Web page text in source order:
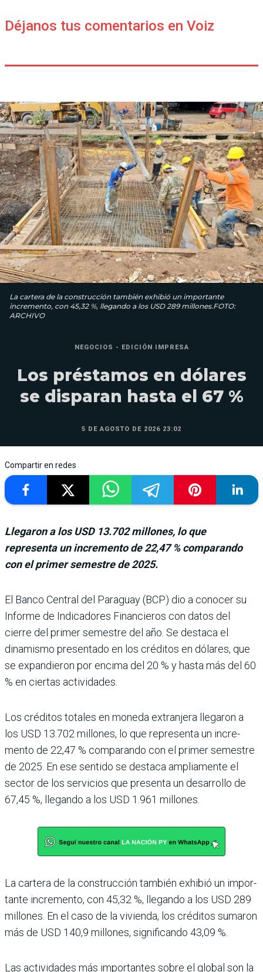
Déjanos tus comentarios en Voiz
La cartera de la construcción también exhibió un importante
incremento, con 45,32 %, llegando a los USD 289 millones.FOTO:
ARCHIVO
NEGOCIOS - EDICIÓN IMPRESA
Los préstamos en dólares
se disparan hasta el 67 %
5 DE AGOSTO DE 2026 23:02
Compartir en redes
Llegaron a los USD 13.702 millones, lo que
representa un incremento de 22,47 % comparando
con el primer semestre de 2025.
El Banco Central del Paraguay (BCP) dio a conocer su
Informe de Indicadores Financieros con datos del
cierre del pri­mer semestre del año. Se destaca el
dinamismo pre­sentado en los créditos en dólares, que
se expandieron por encima del 20 % y hasta más del 60
% en ciertas acti­vidades.
Los créditos totales en moneda extranjera llegaron a
los USD 13.702 millones, lo que representa un incre­
mento de 22,47 % compa­rando con el primer semes­tre
de 2025. En ese sentido se destaca ampliamente el
sec­tor de los servicios que pre­senta un desarrollo de
67,45 %, llegando a los USD 1.961 millones.
La cartera de la construcción también exhibió un impor­
tante incremento, con 45,32 %, llegando a los USD 289
millones. En el caso de la vivienda, los créditos suma­ron
más de USD 140,9 millo­nes, significando 43,09 %.
Las actividades más impor­tantes sobre el global son la